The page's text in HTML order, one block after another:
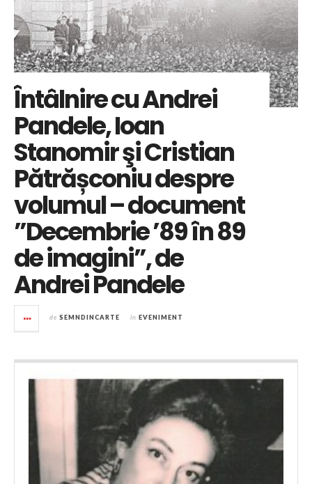
Întâlnire cu Andrei
Pandele, Ioan
Stanomir şi Cristian
Pătrășconiu despre
volumul – document
”Decembrie ’89 în 89
de imagini”, de
Andrei Pandele
de SEMNDINCARTE în EVENIMENT